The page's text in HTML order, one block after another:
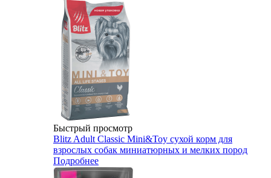
Быстрый просмотр
Blitz Adult Classic Mini&Toy сухой корм для
взрослых собак миниатюрных и мелких пород
Подробнее